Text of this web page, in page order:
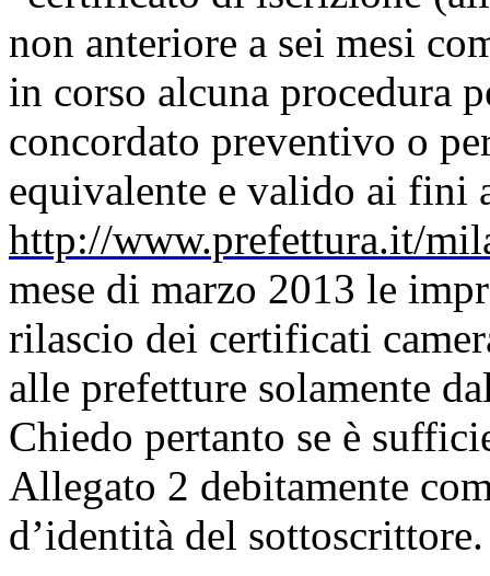
non anteriore a sei mesi
in corso alcuna procedura
concordato preventivo o
equivalente e valido ai fini
http://www.prefettura.it/
mese di marzo 2013 le
rilascio dei certificati
alle prefetture solamente
Chiedo pertanto se è
Allegato 2 debitamente
d’identità del sottoscrittore.